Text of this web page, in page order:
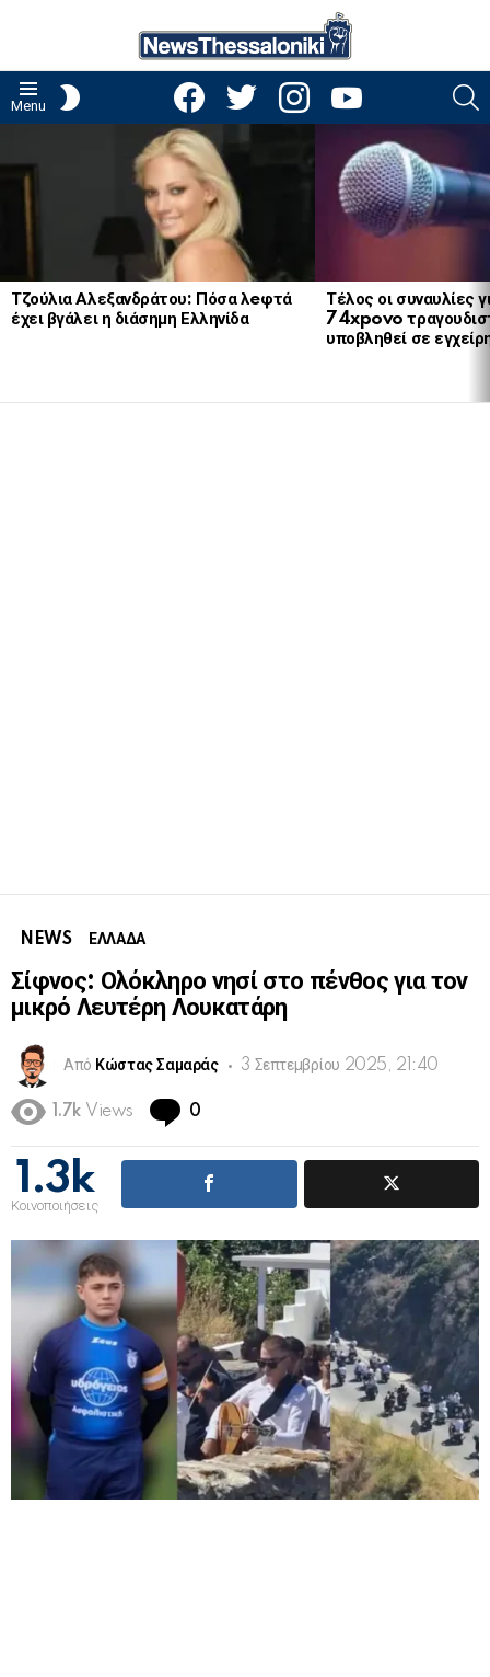
Menu
facebooktwitter instagramyoutube
Τζούλια Αλεξανδράτου: Πόσα λeφτά
έχει βγάλει η διάσημη Ελληνίδα
Τέλος οι συναυλίες
74xpovo
υποβληθεί σε
NEWS ΕΛΛΑΔΑ
Σίφνος: Ολόκληρο νησί στο πένθος για τον
μικρό Λευτέρη Λουκατάρη
Από Κώστας Σαμαράς 3 Σεπτεμβρίου 2025, 21:40
1.7k Views 0
1.3k
Κοινοποιήσεις